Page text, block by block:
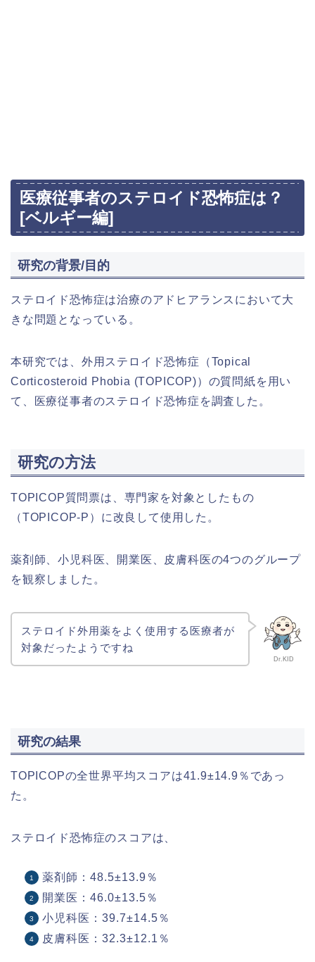
医療従事者のステロイド恐怖症は？
[ベルギー編]
研究の背景/目的
ステロイド恐怖症は治療のアドヒアランスにおいて大
きな問題となっている。
本研究では、外用ステロイド恐怖症（Topical
Corticosteroid Phobia (TOPICOP)）の質問紙を用い
て、医療従事者のステロイド恐怖症を調査した。
研究の方法
TOPICOP質問票は、専門家を対象としたもの
（TOPICOP-P）に改良して使用した。
薬剤師、小児科医、開業医、皮膚科医の4つのグループ
を観察しました。
Dr.KID
ステロイド外用薬をよく使用する医療者が
対象だったようですね
研究の結果
TOPICOPの全世界平均スコアは41.9±14.9％であっ
た。
ステロイド恐怖症のスコアは、
薬剤師：48.5±13.9％
開業医：46.0±13.5％
小児科医：39.7±14.5％
皮膚科医：32.3±12.1％